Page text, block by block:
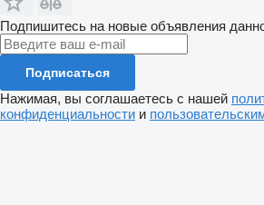
Подпишитесь на новые объявления
Подписаться
Нажимая, вы соглашаетесь с нашей
конфиденциальности и